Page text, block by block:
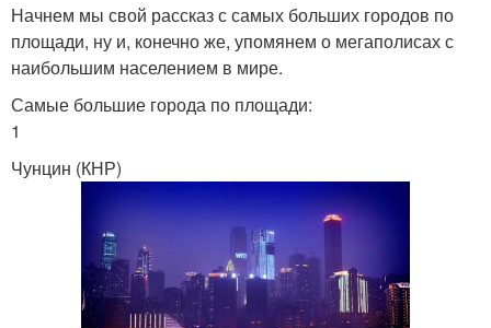
Начнем мы свой рассказ с самых больших городов по
площади, ну и, конечно же, упомянем о мегаполисах с
наибольшим населением в мире.
Самые большие города по площади:
1
Чунцин (КНР)